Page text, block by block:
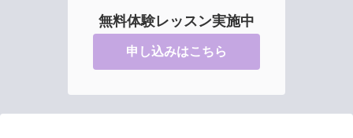
無料体験レッスン実施中
申し込みはこちら